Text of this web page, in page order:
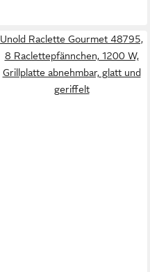
Unold Raclette Gourmet 48795,
8 Raclettepfännchen, 1200 W,
Grillplatte abnehmbar, glatt und
geriffelt